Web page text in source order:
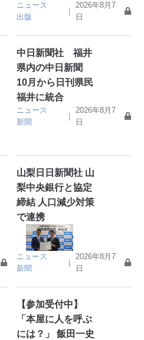
ニュース
出版
｜
2026年8月7
日
中日新聞社 福井
県内の中日新聞
10月から日刊県民
福井に統合
ニュース
新聞
｜
2026年8月7
日
山梨日日新聞社 山
梨中央銀行と協定
締結 人口減少対策
で連携
ニュース
新聞
｜
2026年8月7
日
【参加受付中】
「本屋に人を呼ぶ
には？」 飯田一史